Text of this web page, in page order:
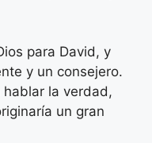
para David, y
y un consejero.
la verdad,
un gran